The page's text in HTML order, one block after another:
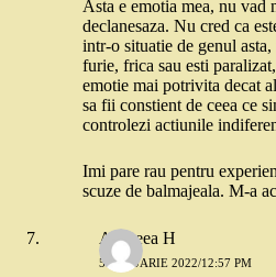
Asta e emotia mea, nu vad
declanesaza. Nu cred ca
intr-o situatie de genul
furie, frica sau esti
emotie mai potrivita decat
sa fii constient de ceea ce
controlezi actiunile
Imi pare rau pentru
scuze de balmajeala. M-a
Andreea H
5 IANUARIE 2022/12:57 PM